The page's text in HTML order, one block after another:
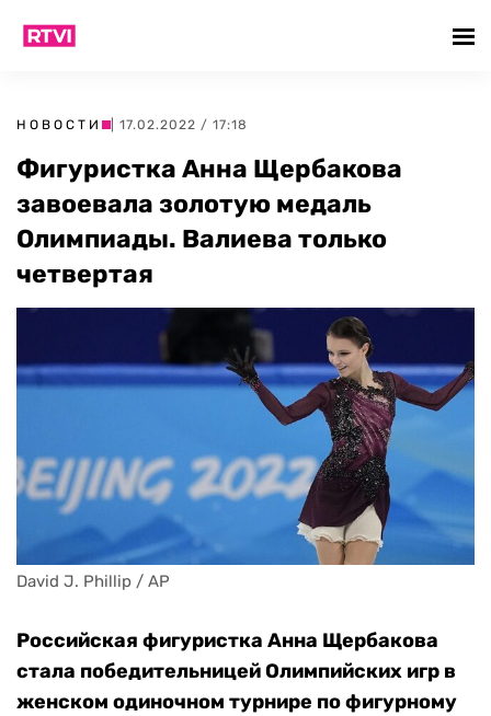
НОВОСТИ | 17.02.2022 / 17:18
Фигуристка Анна Щербакова
завоевала золотую медаль
Олимпиады. Валиева только
четвертая
David J. Phillip / AP
Российская фигуристка Анна Щербакова
стала победительницей Олимпийских игр в
женском одиночном турнире по фигурному